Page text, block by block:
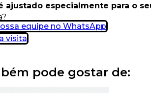
ajustado especialmente para o
equipe no WhatsApp
visita
pode gostar de: